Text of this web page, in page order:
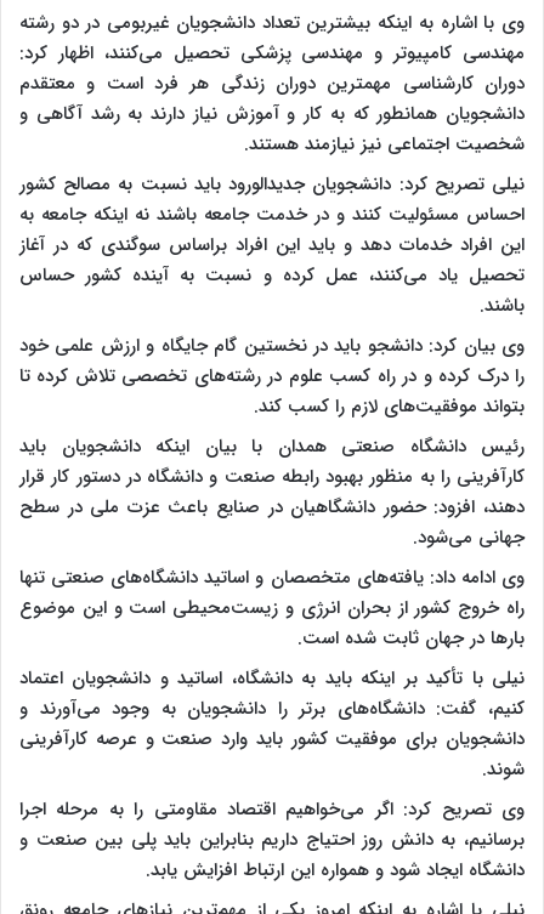
وی با اشاره به اینکه بیشترین تعداد دانشجویان غیربومی در دو رشته
مهندسی کامپیوتر و مهندسی پزشکی تحصیل می‌کنند، اظهار کرد:
دوران کارشناسی مهمترین دوران زندگی هر فرد است و معتقدم
دانشجویان همانطور که به کار و آموزش نیاز دارند به رشد آگاهی و
شخصیت اجتماعی نیز نیازمند هستند.
نیلی تصریح کرد: دانشجویان جدیدالورود باید نسبت به مصالح کشور
احساس مسئولیت کنند و در خدمت جامعه باشند نه اینکه جامعه به
این افراد خدمات دهد و باید این افراد براساس سوگندی که در آغاز
تحصیل یاد می‌کنند، عمل کرده و نسبت به آینده کشور حساس
باشند.
وی بیان کرد: دانشجو باید در نخستین گام جایگاه و ارزش علمی خود
را درک کرده و در راه کسب علوم در رشته‌های تخصصی تلاش کرده تا
بتواند موفقیت‌های لازم را کسب کند.
رئیس دانشگاه صنعتی همدان با بیان اینکه دانشجویان باید
کارآفرینی را به منظور بهبود رابطه صنعت و دانشگاه در دستور کار قرار
دهند، افزود: حضور دانشگاهیان در صنایع باعث عزت ملی در سطح
جهانی می‌شود.
وی ادامه داد: یافته‌های متخصصان و اساتید دانشگاه‌های صنعتی تنها
راه خروج کشور از بحران انرژی و زیست‌محیطی است و این موضوع
بارها در جهان ثابت شده است.
نیلی با تأکید بر اینکه باید به دانشگاه، اساتید و دانشجویان اعتماد
کنیم، گفت: دانشگاه‌های برتر را دانشجویان به وجود می‌آورند و
دانشجویان برای موفقیت کشور باید وارد صنعت و عرصه کارآفرینی
شوند.
وی تصریح کرد: اگر می‌خواهیم اقتصاد مقاومتی را به مرحله اجرا
برسانیم، به دانش روز احتیاج داریم بنابراین باید پلی بین صنعت و
دانشگاه ایجاد شود و همواره این ارتباط افزایش یابد.